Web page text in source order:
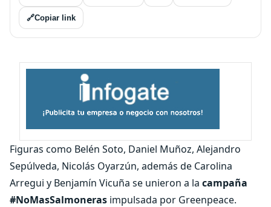
🔗Copiar link
Figuras como Belén Soto, Daniel Muñoz, Alejandro
Sepúlveda, Nicolás Oyarzún, además de Carolina
Arregui y Benjamín Vicuña se unieron a la campaña
#NoMasSalmoneras impulsada por Greenpeace.